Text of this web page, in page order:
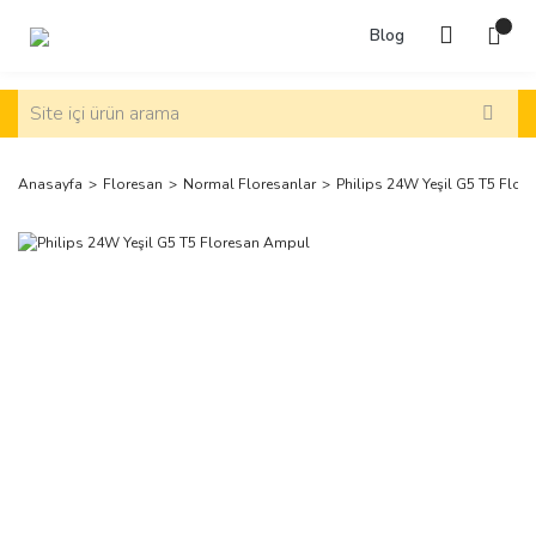
Blog
Anasayfa Floresan Normal Floresanlar Philips 24W Yeşil G5 T5